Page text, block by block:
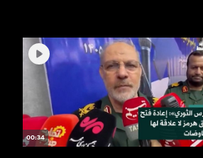
00:34